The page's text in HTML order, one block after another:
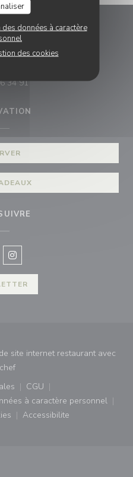
données à caractère
des cookies
34 91
((ouvre une nouvelle
Instagram ((ouvre une
site internet restaurant avec
((ouvre une nouvelle fenêtre))
une nouvelle fenêtre))
CGU
((ouvre une nouvelle
à caractère personnel
((ouvre une nouvelle fenêtre))
une nouvelle fenêtre))
Accessibilite
((ouvre une nouvelle